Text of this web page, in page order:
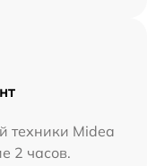
техники Midea
2 часов.